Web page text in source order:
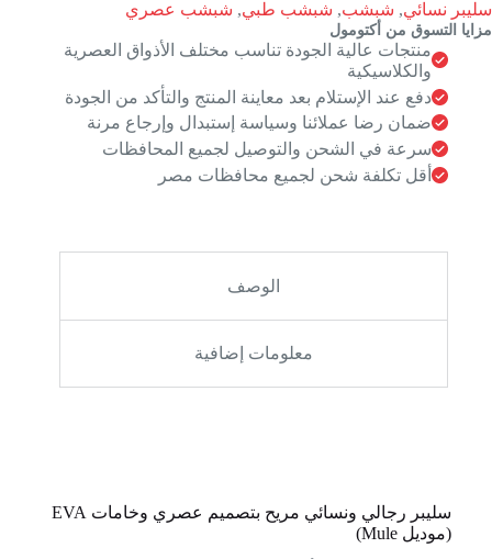
سليبر نسائي, شبشب, شبشب طبي, شبشب عصري
مزايا التسوق من أكتومول
منتجات عالية الجودة تناسب مختلف الأذواق العصرية
والكلاسيكية
دفع عند الإستلام بعد معاينة المنتج والتأكد من الجودة
ضمان رضا عملائنا وسياسة إستبدال وإرجاع مرنة
سرعة في الشحن والتوصيل لجميع المحافظات
أقل تكلفة شحن لجميع محافظات مصر
الوصف
معلومات إضافية
سليبر رجالي ونسائي مريح بتصميم عصري وخامات EVA
(موديل Mule)